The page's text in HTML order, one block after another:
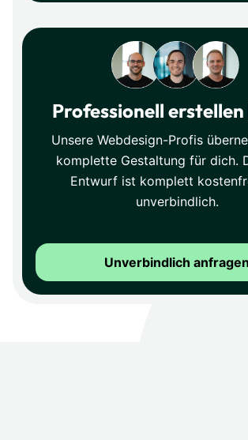
Professionell erstellen
Unsere Webdesign-Profis
komplette Gestaltung für dich.
Entwurf ist komplett
unverbindlich.
Unverbindlich anfragen